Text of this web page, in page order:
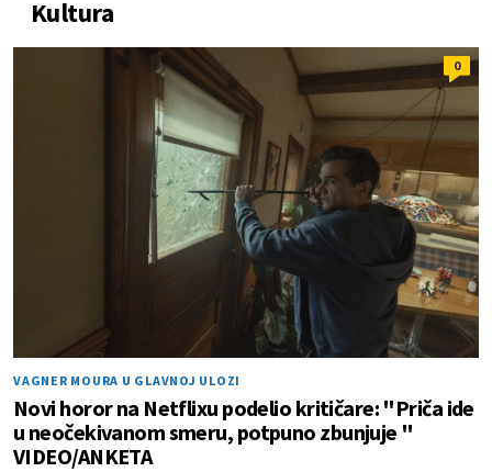
Kultura
0
VAGNER MOURA U GLAVNOJ ULOZI
Novi horor na Netflixu podelio kritičare: "Priča ide
u neočekivanom smeru, potpuno zbunjuje "
VIDEO/ANKETA